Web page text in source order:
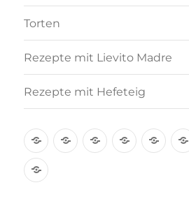
Torten
Rezepte mit Lievito Madre
Rezepte mit Hefeteig
Über Rezept-Kooperation
Brötchen
Brot
Rezepte